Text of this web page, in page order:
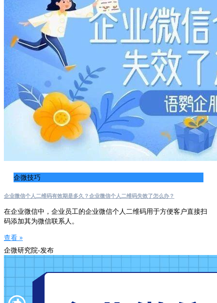
企微技巧
企业微信个人二维码有效期是多久？企业微信个人二维码失效了怎么办？
在企业微信中，企业员工的企业微信个人二维码用于方便客户直接扫
码添加其为微信联系人。
查看 »
企微研究院-发布